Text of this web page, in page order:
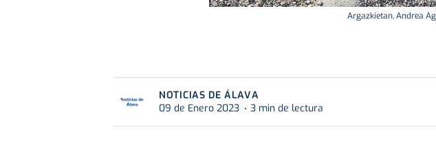
Argazkietan, Andrea
NOTICIAS DE ÁLAVA
09 de Enero 2023
3 min de lectura